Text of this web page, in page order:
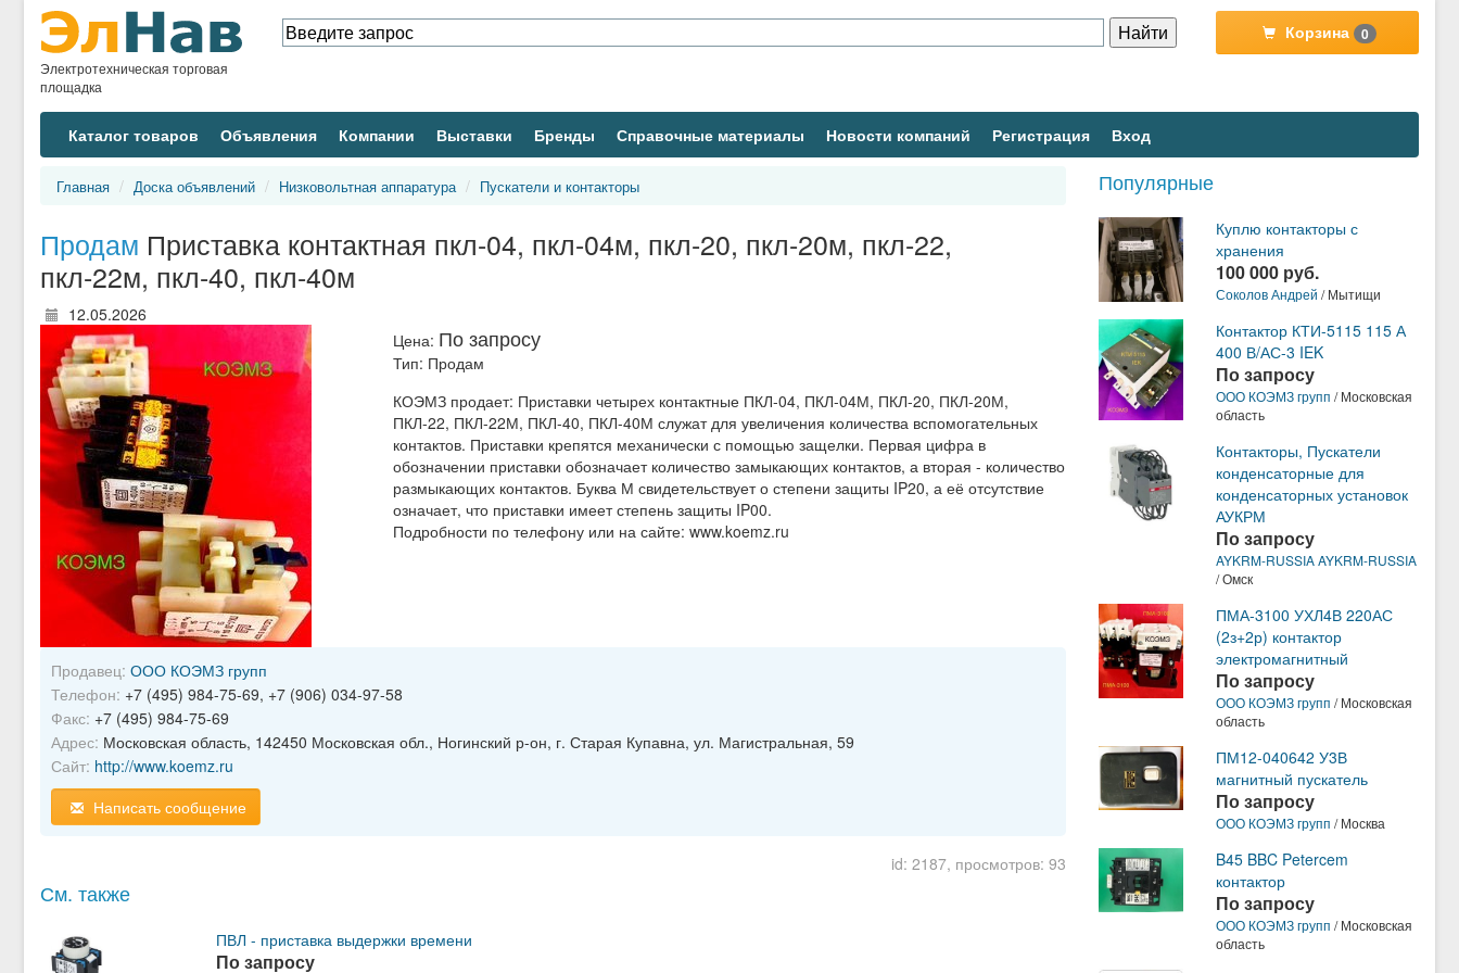
Электротехническая торговая
площадка
Корзина 0
Каталог товаров Объявления Компании Выставки Бренды Справочные материалы Новости компаний Регистрация Вход
Главная Доска объявлений Низковольтная аппаратура Пускатели и контакторы
Продам Приставка контактная пкл-04, пкл-04м, пкл-20, пкл-20м, пкл-22,
пкл-22м, пкл-40, пкл-40м
12.05.2026
Цена: По запросу
Тип: Продам
КОЭМЗ продает: Приставки четырех контактные ПКЛ-04, ПКЛ-04М, ПКЛ-20, ПКЛ-20М,
ПКЛ-22, ПКЛ-22М, ПКЛ-40, ПКЛ-40М служат для увеличения количества вспомогательных
контактов. Приставки крепятся механически с помощью защелки. Первая цифра в
обозначении приставки обозначает количество замыкающих контактов, а вторая - количество
размыкающих контактов. Буква М свидетельствует о степени защиты IP20, а её отсутствие
означает, что приставки имеет степень защиты IP00.
Подробности по телефону или на сайте: www.koemz.ru
Продавец: ООО КОЭМЗ групп
Телефон: +7 (495) 984-75-69, +7 (906) 034-97-58
Факс: +7 (495) 984-75-69
Адрес: Московская область, 142450 Московская обл., Ногинский р-он, г. Старая Купавна, ул. Магистральная, 59
Сайт: http://www.koemz.ru
Написать сообщение
id: 2187, просмотров: 93
См. также
ПВЛ - приставка выдержки времени
По запросу
Популярные
Куплю контакторы с
хранения
100 000 руб.
Соколов Андрей / Мытищи
Контактор КТИ-5115 115 А
400 В/АС-3 IEK
По запросу
ООО КОЭМЗ групп / Московская
область
Контакторы, Пускатели
конденсаторные для
конденсаторных установок
АУКРМ
По запросу
AYKRM-RUSSIA AYKRM-RUSSIA
/ Омск
ПМА-3100 УХЛ4В 220АС
(2з+2р) контактор
электромагнитный
По запросу
ООО КОЭМЗ групп / Московская
область
ПМ12-040642 У3В
магнитный пускатель
По запросу
ООО КОЭМЗ групп / Москва
B45 BBC Petercem
контактор
По запросу
ООО КОЭМЗ групп / Московская
область